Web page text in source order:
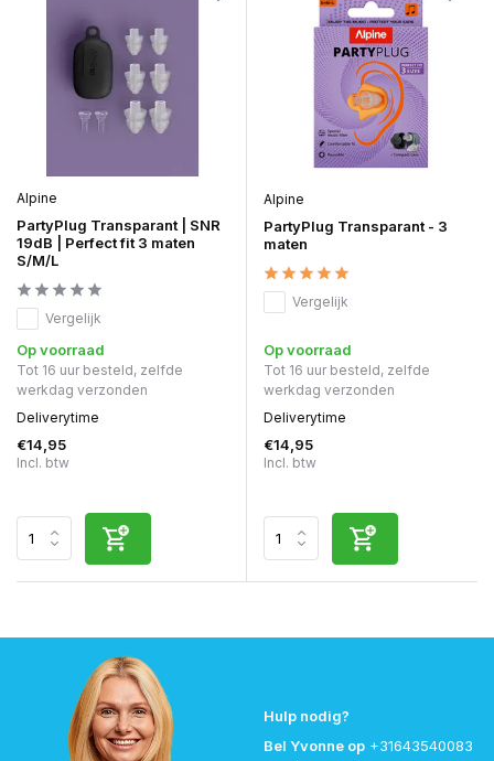
Alpine
PartyPlug Transparant | SNR
19dB | Perfect fit 3 maten
S/M/L
Vergelijk
Op voorraad
Tot 16 uur besteld, zelfde
werkdag verzonden
Deliverytime
€14,95
Incl. btw
Alpine
PartyPlug Transparant - 3
maten
Vergelijk
Op voorraad
Tot 16 uur besteld, zelfde
werkdag verzonden
Deliverytime
€14,95
Incl. btw
Hulp nodig?
Bel Yvonne op +31643540083